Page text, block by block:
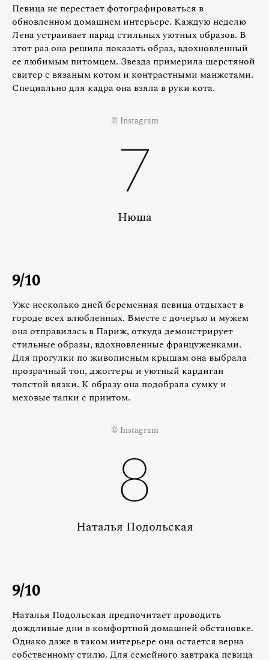
Певица не перестает фотографироваться в
обновленном домашнем интерьере. Каждую неделю
Лена устраивает парад стильных уютных образов. В
этот раз она решила показать образ, вдохновленный
ее любимым питомцем. Звезда примерила шерстяной
свитер с вязаным котом и контрастными манжетами.
Специально для кадра она взяла в руки кота.
© Instagram
7
Нюша
9/10
Уже несколько дней беременная певица отдыхает в
городе всех влюбленных. Вместе с дочерью и мужем
она отправилась в Париж, откуда демонстрирует
стильные образы, вдохновленные француженками.
Для прогулки по живописным крышам она выбрала
прозрачный топ, джоггеры и уютный кардиган
толстой вязки. К образу она подобрала сумку и
меховые тапки с принтом.
© Instagram
8
Наталья Подольская
9/10
Наталья Подольская предпочитает проводить
дождливые дни в комфортной домашней обстановке.
Однако даже в таком интерьере она остается верна
собственному стилю. Для семейного завтрака певица